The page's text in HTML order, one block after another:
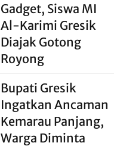
Gadget, Siswa MI
Al-Karimi Gresik
Diajak Gotong
Royong
Bupati Gresik
Ingatkan Ancaman
Kemarau Panjang,
Warga Diminta